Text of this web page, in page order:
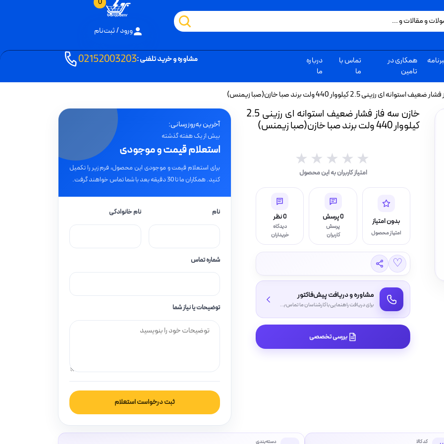
0
ورود / ثبت‌نام
همکاری در
تامین
تماس با
ما
درباره
ما
مشاوره و خرید تلفنی :02152003203
ای رزینی 2.5 کیلووار 440 ولت برند صبا خازن(صبا زیمنس)
خازن سه فاز فشار ضعیف استوانه ای رزینی 2.5
کیلووار 440 ولت برند صبا خازن(صبا زیمنس)
★★★★★
★★★★★
امتیاز کاربران به این محصول
بدون امتیاز
امتیاز محصول
0 پرسش
پرسش
کاربران
0 نظر
دیدگاه
خریداران
♡
مشاوره و دریافت پیش‌فاکتور
برای دریافت راهنمایی با کارشناسان ما تماس بگیرید
بررسی تخصصی
آخرین به‌روزرسانی:
بیش از یک هفته گذشته
استعلام قیمت و موجودی
برای استعلام قیمت و موجودی این محصول، فرم زیر را تکمیل
کنید. همکاران ما تا 30 دقیقه بعد با شما تماس خواهند گرفت.
نام نام خانوادگی
شماره تماس
توضیحات یا نیاز شما
ثبت درخواست استعلام
کد کالا دسته‌بندی